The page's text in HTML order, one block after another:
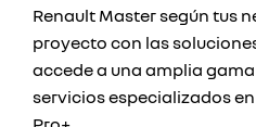
Renault Master según tus
proyecto con las
accede a una amplia
servicios especializados